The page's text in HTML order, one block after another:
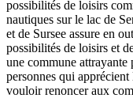
possibilités de loisirs
nautiques sur le lac de
et de Sursee assure en
possibilités de loisirs et
une commune attrayante
personnes qui
vouloir renoncer aux